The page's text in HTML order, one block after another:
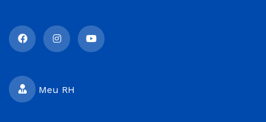
Meu RH